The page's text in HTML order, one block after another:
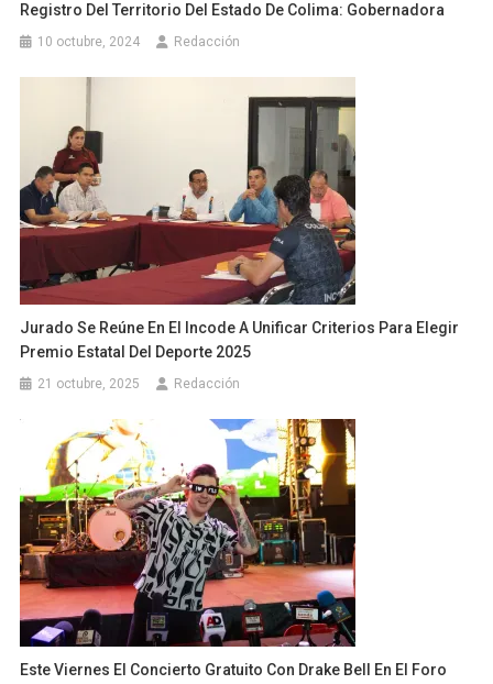
Registro Del Territorio Del Estado De Colima: Gobernadora
10 octubre, 2024 Redacción
Jurado Se Reúne En El Incode A Unificar Criterios Para Elegir
Premio Estatal Del Deporte 2025
21 octubre, 2025 Redacción
Este Viernes El Concierto Gratuito Con Drake Bell En El Foro